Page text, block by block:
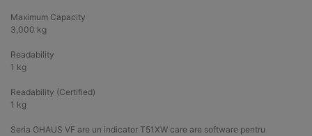
Maximum Capacity
3,000 kg
Readability
1 kg
Readability (Certified)
1 kg
Seria OHAUS VF are un indicator T51XW care are software pentru